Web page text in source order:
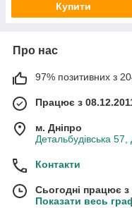
Купити
Про нас
97% позитивних з
Працює з
м. Дніпро
Детальбудівська 57,
Контакти
Сьогодні працює
Показати весь